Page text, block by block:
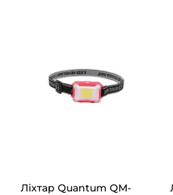
Ліхтар Quantum QM-